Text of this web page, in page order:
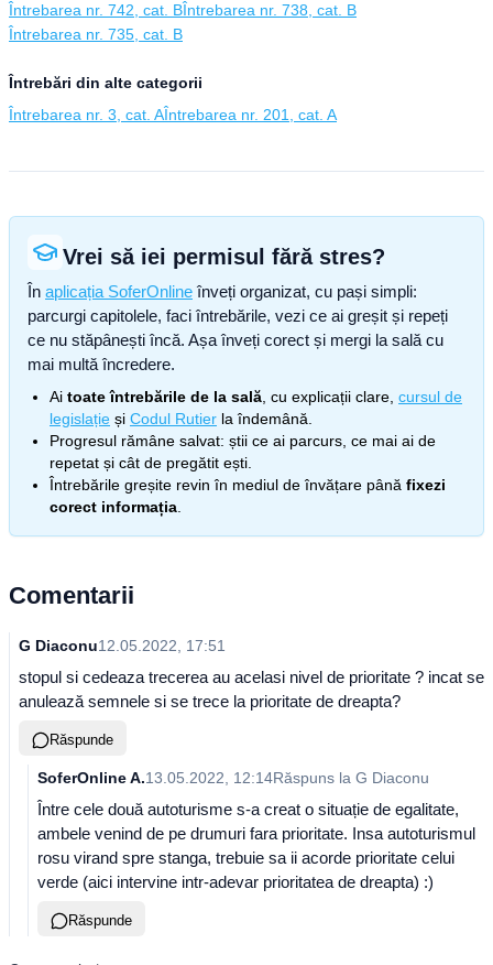
Întrebarea nr. 742, cat. BÎntrebarea nr. 738, cat. B
Întrebarea nr. 735, cat. B
Întrebări din alte categorii
Întrebarea nr. 3, cat. AÎntrebarea nr. 201, cat. A
Vrei să iei permisul fără stres?
În aplicația SoferOnline înveți organizat, cu pași simpli:
parcurgi capitolele, faci întrebările, vezi ce ai greșit și repeți
ce nu stăpânești încă. Așa înveți corect și mergi la sală cu
mai multă încredere.
Ai toate întrebările de la sală , cu explicații clare, cursul de
legislație și Codul Rutier la îndemână.
Progresul rămâne salvat: știi ce ai parcurs, ce mai ai de
repetat și cât de pregătit ești.
Întrebările greșite revin în mediul de învățare până fixezi
corect informația
Comentarii
G Diaconu12.05.2022, 17:51
stopul si cedeaza trecerea au acelasi nivel de prioritate ? incat se
anulează semnele si se trece la prioritate de dreapta?
Răspunde
SoferOnline A.13.05.2022, 12:14Răspuns la G Diaconu
Între cele două autoturisme s-a creat o situație de egalitate,
ambele venind de pe drumuri fara prioritate. Insa autoturismul
rosu virand spre stanga, trebuie sa ii acorde prioritate celui
verde (aici intervine intr-adevar prioritatea de dreapta) :)
Răspunde